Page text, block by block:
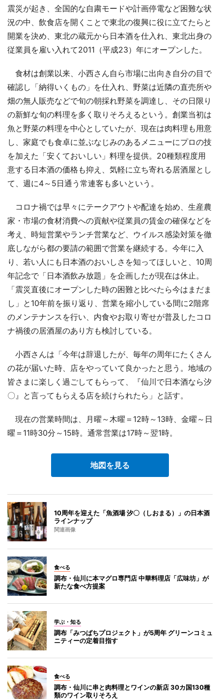
震災が起き、全国的な自粛モードや計画停電など困難な状
況の中、飲食店を開くことで東北の復興に役に立てたらと
開業を決め、東北の蔵元から日本酒を仕入れ、東北出身の
従業員を雇い入れて2011（平成23）年にオープンした。
食材は創業以来、小西さん自ら市場に出向き自分の目で
確認し「納得いくもの」を仕入れ、野菜は近隣の直売所や
畑の無人販売などで旬の朝採れ野菜を調達し、その日限り
の新鮮な旬の料理を多く取りそろえるという。創業当初は
魚と野菜の料理を中心としていたが、現在は肉料理も用意
し、家庭でも食卓に並ぶなじみのあるメニューにプロの技
を加えた「安くておいしい」料理を提供。20種類程度用
意する日本酒の価格も抑え、気軽に立ち寄れる居酒屋とし
て、週に4～5日通う常連客も多いという。
コロナ禍では早々にテークアウトや配達を始め、生産農
家・市場の食材消費への貢献や従業員の賃金の確保などを
考え、時短営業やランチ営業など、ウイルス感染対策を徹
底しながら都の要請の範囲で営業を継続する。今年に入
り、若い人にも日本酒のおいしさを知ってほしいと、10周
年記念で「日本酒飲み放題」を企画したが現在は休止。
「震災直後にオープンした時の困難と比べたら今はまだま
し」と10年前を振り返り、営業を縮小している間に2階席
のメンテナンスを行い、内食やお取り寄せが普及したコロ
ナ禍後の居酒屋のあり方も検討している。
小西さんは「今年は辞退したが、毎年の周年にたくさん
の花が届いた時、店をやっていて良かったと思う。地域の
皆さまに楽しく過ごしてもらって、『仙川で日本酒なら汐
〇』と言ってもらえる店を続けられたら」と話す。
現在の営業時間は、月曜～木曜＝12時～13時、金曜～日
曜＝11時30分～15時。通常営業は17時～翌1時。
地図を見る
10周年を迎えた「魚酒場 汐〇（しおまる）」の日本酒
ラインナップ
関連画像
食べる
調布・仙川に本マグロ専門店 中華料理店「広味坊」が
新たな食べ方提案
学ぶ・知る
調布「みつばちプロジェクト」が5周年 グリーンコミュ
ニティーの定着目指す
食べる
調布・仙川に串と肉料理とワインの新店 30カ国130種
類のワイン取りそろえ